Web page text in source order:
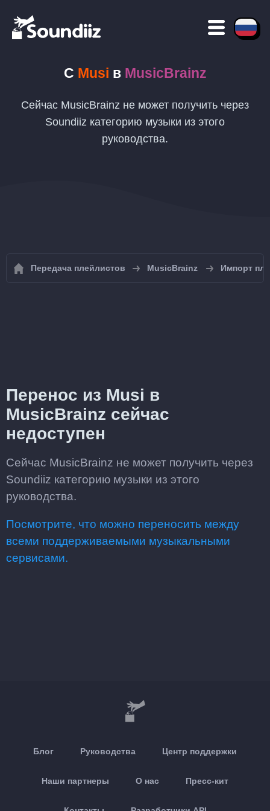
С Musi в MusicBrainz
Сейчас MusicBrainz не может получить через
Soundiiz категорию музыки из этого
руководства.
Передача плейлистов MusicBrainz Импорт
Перенос из Musi в
MusicBrainz сейчас
недоступен
Сейчас MusicBrainz не может получить через
Soundiiz категорию музыки из этого
руководства.
Посмотрите, что можно переносить между
всеми поддерживаемыми музыкальными
сервисами.
Блог Руководства Центр поддержки
Наши партнеры О нас Пресс-кит